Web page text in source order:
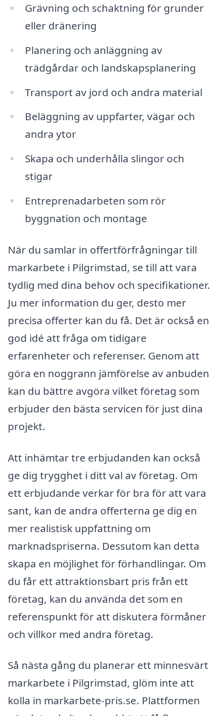
Grävning och schaktning för grunder
eller dränering
Planering och anläggning av
trädgårdar och landskapsplanering
Transport av jord och andra material
Beläggning av uppfarter, vägar och
andra ytor
Skapa och underhålla slingor och
stigar
Entreprenadarbeten som rör
byggnation och montage
När du samlar in offertförfrågningar till
markarbete i Pilgrimstad, se till att vara
tydlig med dina behov och specifikationer.
Ju mer information du ger, desto mer
precisa offerter kan du få. Det är också en
god idé att fråga om tidigare
erfarenheter och referenser. Genom att
göra en noggrann jämförelse av anbuden
kan du bättre avgöra vilket företag som
erbjuder den bästa servicen för just dina
projekt.
Att inhämtar tre erbjudanden kan också
ge dig trygghet i ditt val av företag. Om
ett erbjudande verkar för bra för att vara
sant, kan de andra offerterna ge dig en
mer realistisk uppfattning om
marknadspriserna. Dessutom kan detta
skapa en möjlighet för förhandlingar. Om
du får ett attraktionsbart pris från ett
företag, kan du använda det som en
referenspunkt för att diskutera förmåner
och villkor med andra företag.
Så nästa gång du planerar ett minnesvärt
markarbete i Pilgrimstad, glöm inte att
kolla in markarbete-pris.se. Plattformen